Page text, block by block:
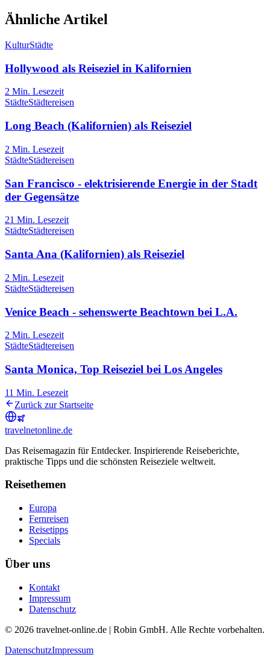
Ähnliche Artikel
KulturStädte
Hollywood als Reiseziel in Kalifornien
2 Min. Lesezeit
StädteStädtereisen
Long Beach (Kalifornien) als Reiseziel
2 Min. Lesezeit
StädteStädtereisen
San Francisco - elektrisierende Energie in der Stadt
der Gegensätze
21 Min. Lesezeit
StädteStädtereisen
Santa Ana (Kalifornien) als Reiseziel
2 Min. Lesezeit
StädteStädtereisen
Venice Beach - sehenswerte Beachtown bei L.A.
2 Min. Lesezeit
StädteStädtereisen
Santa Monica, Top Reiseziel bei Los Angeles
11 Min. Lesezeit
Zurück zur Startseite
travelnetonline.de
Das Reisemagazin für Entdecker. Inspirierende Reiseberichte,
praktische Tipps und die schönsten Reiseziele weltweit.
Reisethemen
Europa
Fernreisen
Reisetipps
Specials
Über uns
Kontakt
Impressum
Datenschutz
© 2026 travelnet-online.de | Robin GmbH. Alle Rechte vorbehalten.
DatenschutzImpressum